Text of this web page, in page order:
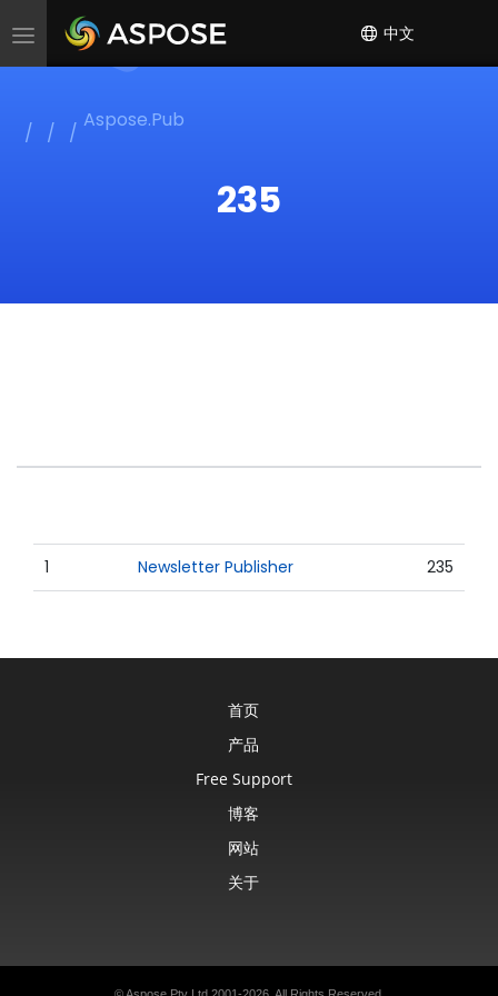
Toggle
中文
Aspose.Pub
235
1 Newsletter Publisher 235
首页
产品
Free Support
博客
网站
关于